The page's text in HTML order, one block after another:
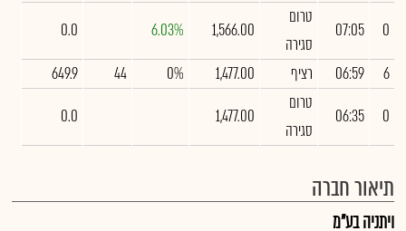
0
07:05
טרום
סגירה
1,566.00
6.03%
0.0
6
06:59 רציף 1,477.00
0%
44
649.9
0
06:35
טרום
סגירה
1,477.00
0.0
תיאור חברה
ויתניה בע"מ